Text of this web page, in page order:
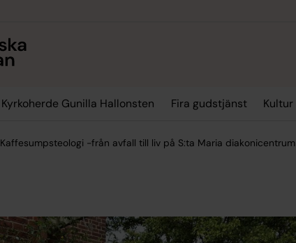
Kyrkoherde Gunilla Hallonsten Fira gudstjänst Kultur
Kaffesumpsteologi -från avfall till liv på S:ta Maria diakonicentrum